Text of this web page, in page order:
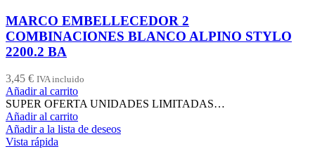
MARCO EMBELLECEDOR 2
COMBINACIONES BLANCO ALPINO STYLO
2200.2 BA
3,45 € IVA incluido
Añadir al carrito
SUPER OFERTA UNIDADES LIMITADAS…
Añadir al carrito
Añadir a la lista de deseos
Vista rápida